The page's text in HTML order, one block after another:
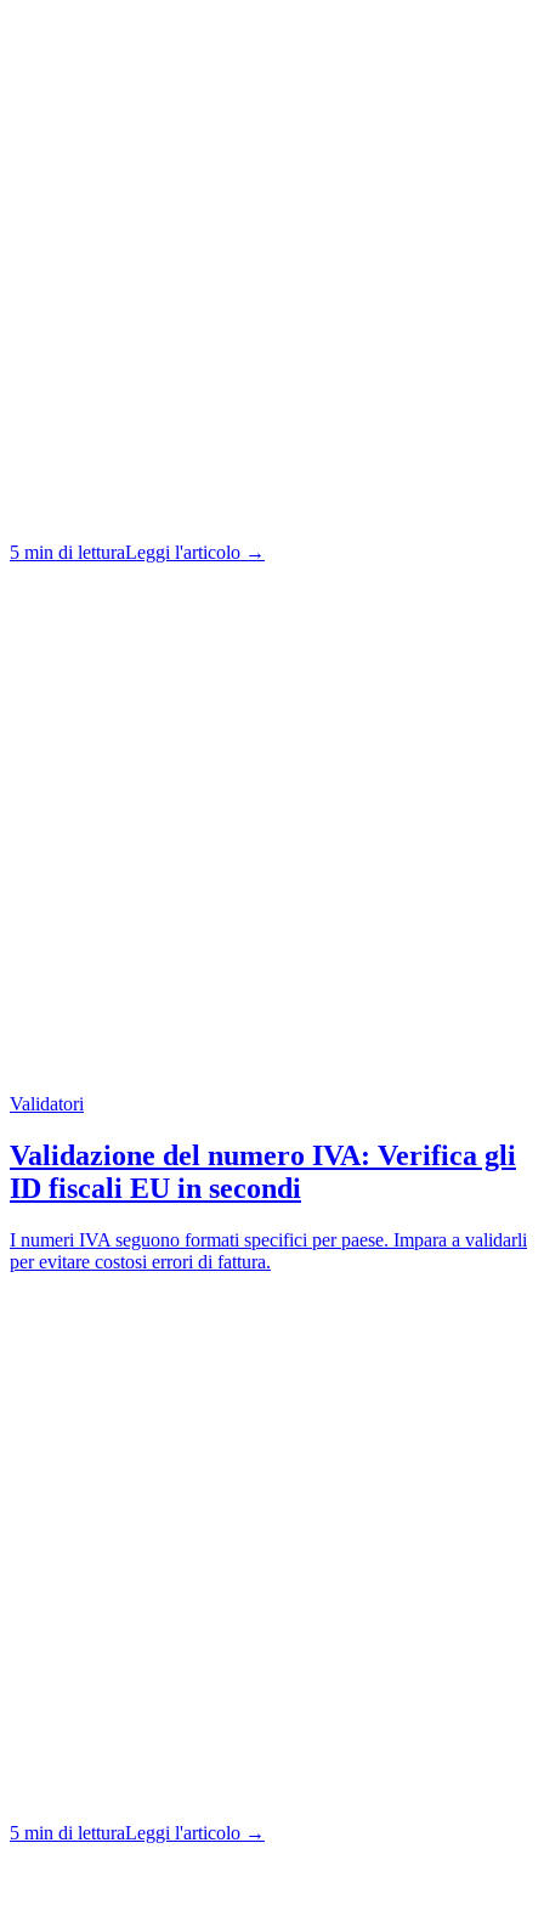
5 min di letturaLeggi l'articolo →
Validatori
Validazione del numero IVA: Verifica gli
ID fiscali EU in secondi
I numeri IVA seguono formati specifici per paese. Impara a validarli
per evitare costosi errori di fattura.
5 min di letturaLeggi l'articolo →